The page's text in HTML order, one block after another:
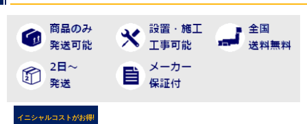
イニシャルコストがお得!